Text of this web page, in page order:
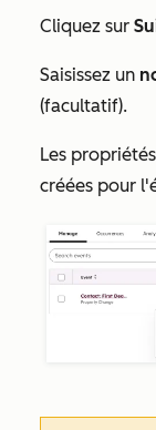
Cliquez sur
Saisissez un
(facultatif).
Les
créées pour